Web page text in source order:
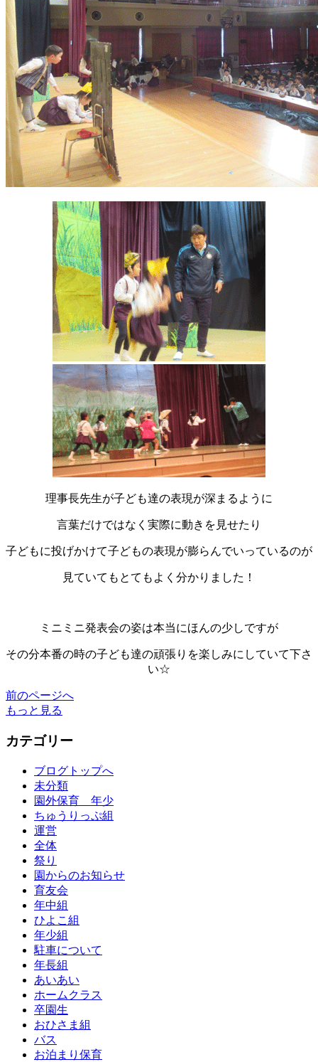
理事長先生が子ども達の表現が深まるように
言葉だけではなく実際に動きを見せたり
子どもに投げかけて子どもの表現が膨らんでいっているのが
見ていてもとてもよく分かりました！
ミニミニ発表会の姿は本当にほんの少しですが
その分本番の時の子ども達の頑張りを楽しみにしていて下さ
い☆
前のページへ
もっと見る
カテゴリー
ブログトップへ
未分類
園外保育 年少
ちゅうりっぷ組
運営
全体
祭り
園からのお知らせ
育友会
年中組
ひよこ組
年少組
駐車について
年長組
あいあい
ホームクラス
卒園生
おひさま組
バス
お泊まり保育